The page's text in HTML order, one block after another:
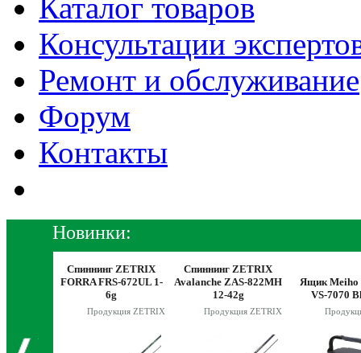
Каталог товаров
Консультации
Ремонт и обслуживание
Форум
Контакты
Новинки:
Спиннинг ZETRIX
FORRA FRS-672UL 1-
6g
Продукция ZETRIX
Спиннинг ZETRIX
Avalanche ZAS-822MH
12-42g
Продукция ZETRIX
Ящик Meiho
VS-7070